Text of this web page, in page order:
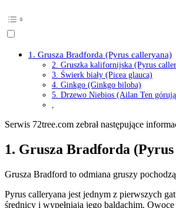
1. Grusza Bradforda (Pyrus calleryana)
2. Gruszka kalifornijska (Pyrus
3. Świerk biały (Picea glauca)
4. Ginkgo (Ginkgo biloba)
5. Drzewo Niebios (Ailan Ten
,
Serwis 72tree.com zebrał następujące
1. Grusza Bradforda
Grusza Bradford to odmiana gruszy
Pyrus calleryana jest jednym z pierwszych
średnicy i wypełniają jego baldachim.